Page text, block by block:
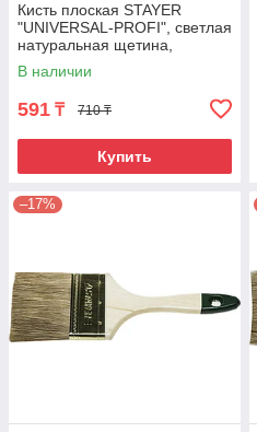
Кисть плоская STAYER
"UNIVERSAL-PROFI", светлая
натуральная щетина,
пластмассовая ручка, 63мм
В наличии
591 ₸ 710 ₸
Купить
–17%